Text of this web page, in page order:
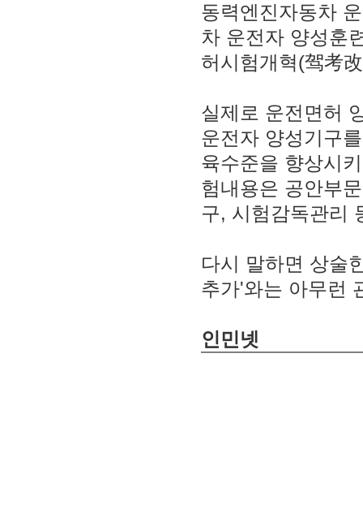
동력엔진자동차
차 운전자 양성훈
허시험개혁(驾考
실제로 운전면허
운전자 양성기구
육수준을 향상시
험내용은 공안부
구, 시험감독관리
다시 말하면 상술
추가'와는 아무런
인민넷